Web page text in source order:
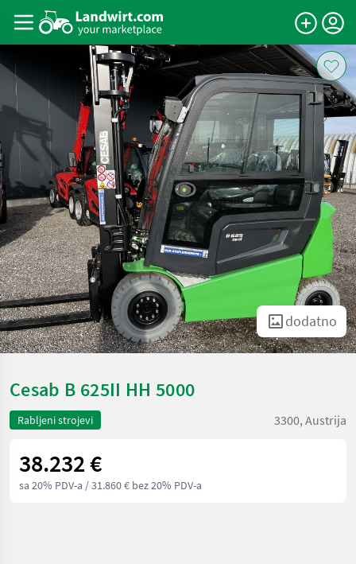
dodatno
Cesab B 625II HH 5000
Rabljeni strojevi 3300, Austrija
38.232 €
sa 20% PDV-a / 31.860 € bez 20% PDV-a